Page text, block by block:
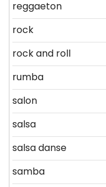
reggaeton
rock
rock and roll
rumba
salon
salsa
salsa danse
samba